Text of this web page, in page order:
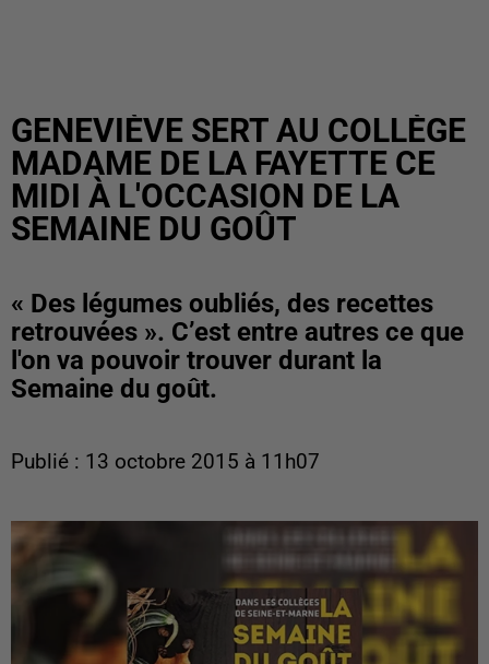
GENEVIÈVE SERT AU COLLÈGE
MADAME DE LA FAYETTE CE
MIDI À L'OCCASION DE LA
SEMAINE DU GOÛT
« Des légumes oubliés, des recettes
retrouvées ». C’est entre autres ce que
l'on va pouvoir trouver durant la
Semaine du goût.
Publié : 13 octobre 2015 à 11h07